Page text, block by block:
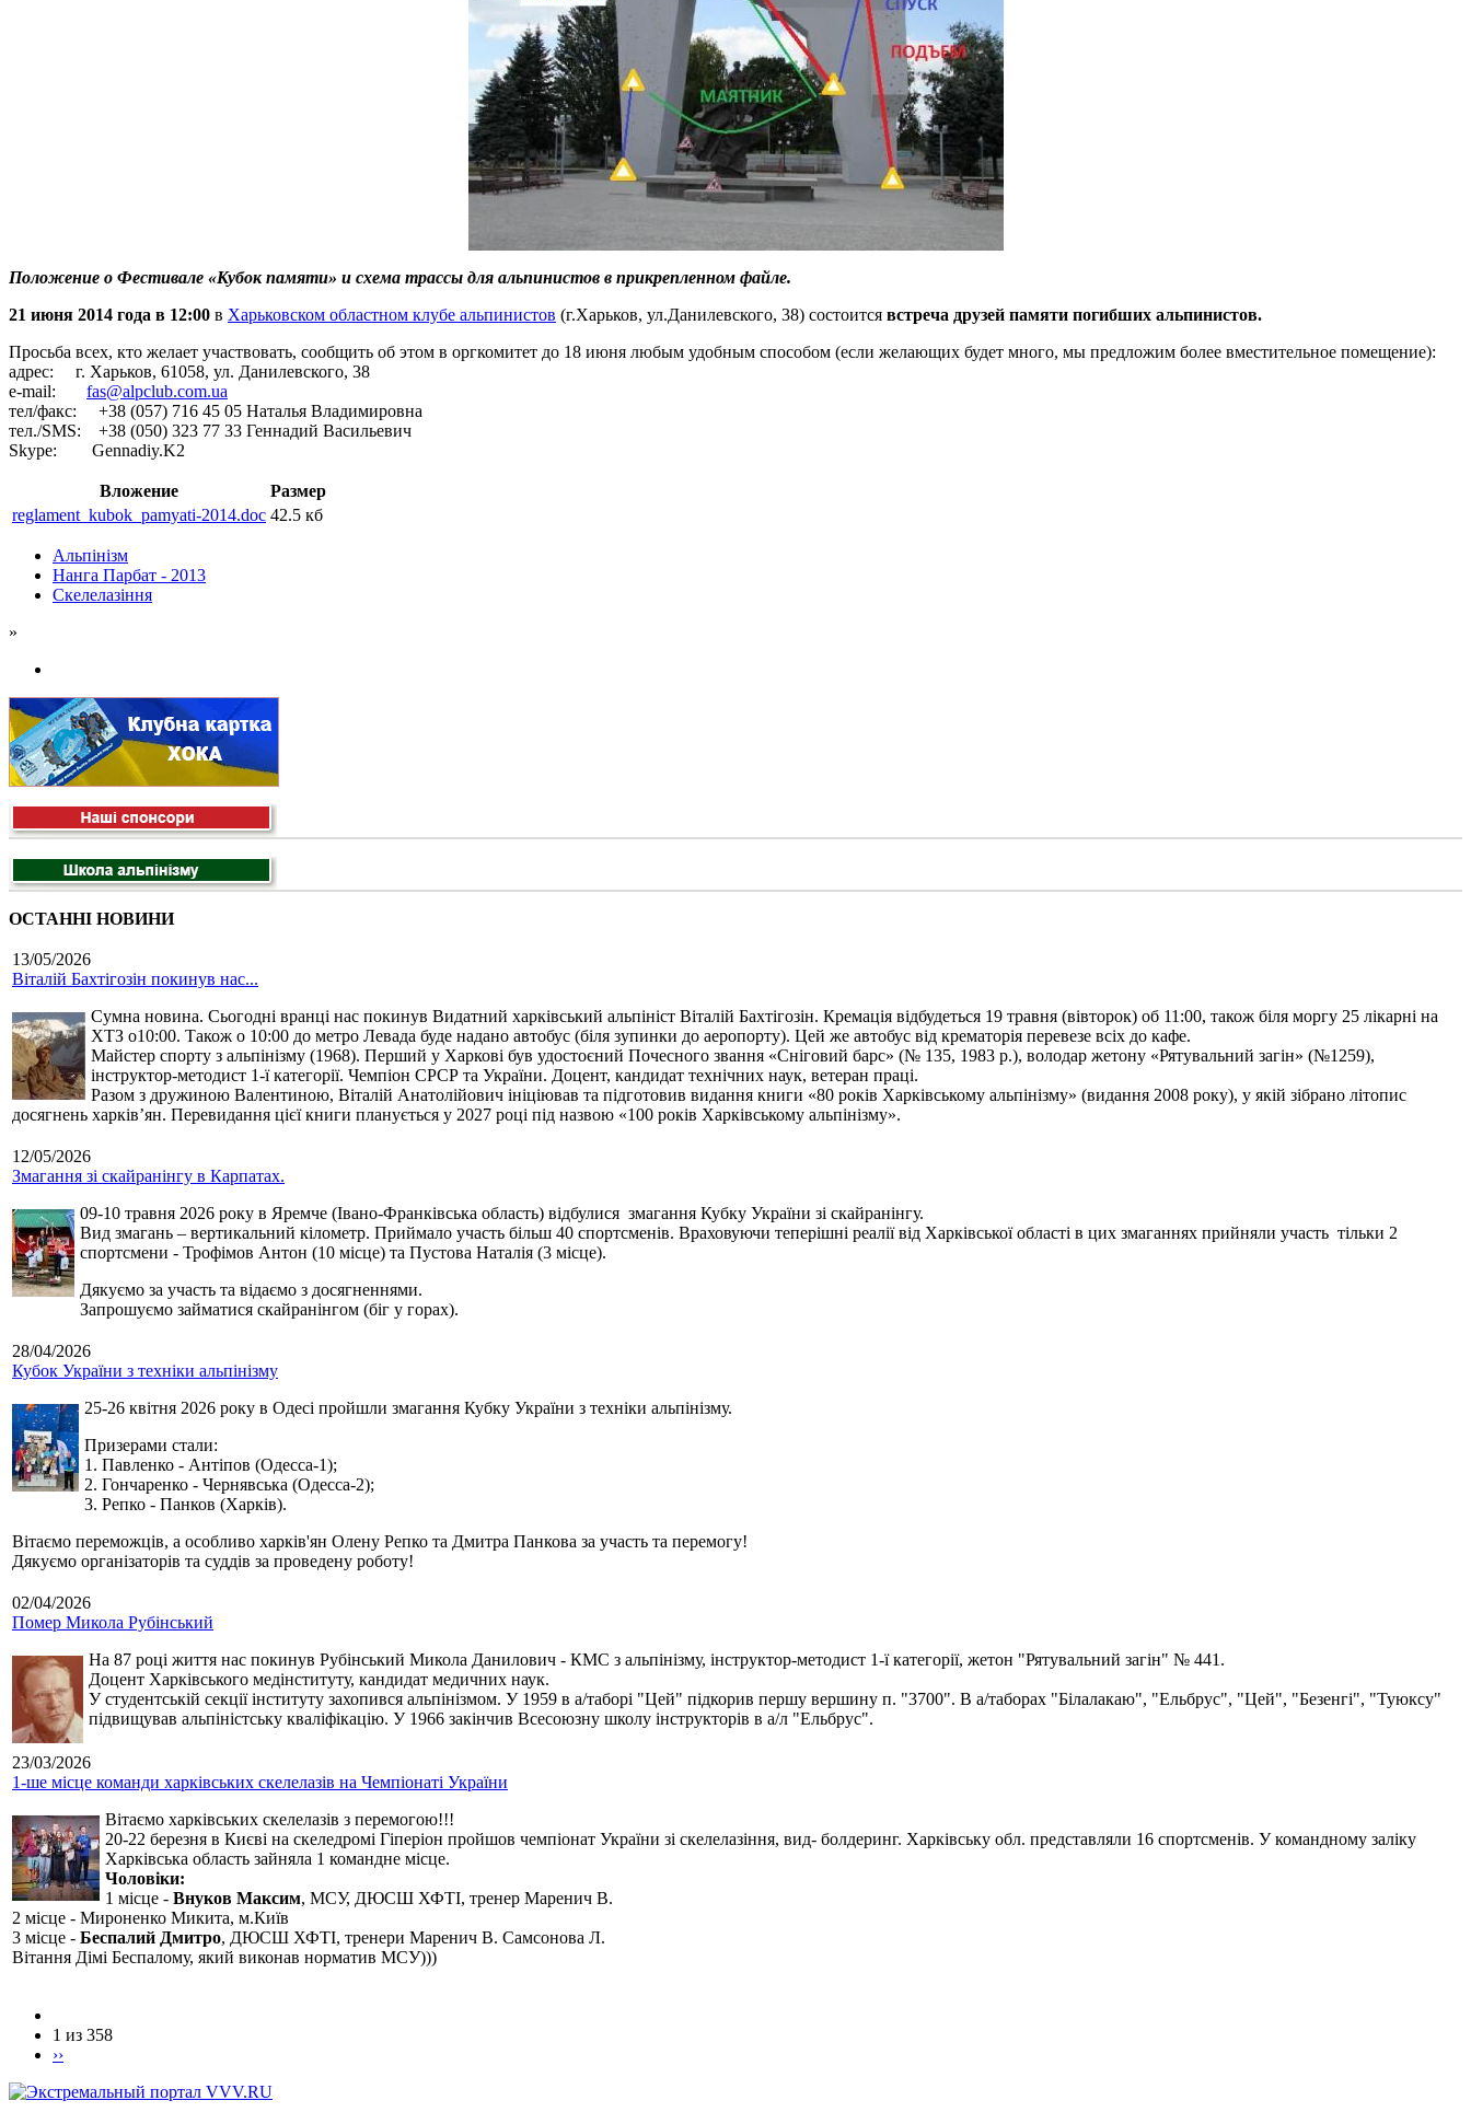
Положение о Фестивале «Кубок памяти» и схема трассы для альпинистов в прикрепленном файле.
21 июня 2014 года в 12:00 в Харьковском областном клубе альпинистов (г.Харьков, ул.Данилевского, 38) состоится встреча друзей памяти погибших альпинистов.
Просьба всех, кто желает участвовать, сообщить об этом в оргкомитет до 18 июня любым удобным способом (если желающих будет много, мы предложим более вместительное помещение):
адрес: г. Харьков, 61058, ул. Данилевского, 38
e-mail: fas@alpclub.com.ua
тел/факс: +38 (057) 716 45 05 Наталья Владимировна
тел./SMS: +38 (050) 323 77 33 Геннадий Васильевич
Skype: Gennadiy.K2
Вложение
Размер
reglament_kubok_pamyati-2014.doc 42.5 кб
Альпінізм
Нанга Парбат - 2013
Скелелазіння
»
ОСТАННІ НОВИНИ
13/05/2026
Віталій Бахтігозін покинув нас...
Сумна новина. Сьогодні вранці нас покинув Видатний харківський альпініст Віталій Бахтігозін. Кремація відбудеться 19 травня (вівторок) об 11:00, також біля моргу 25 лікарні на
ХТЗ о10:00. Також о 10:00 до метро Левада буде надано автобус (біля зупинки до аеропорту). Цей же автобус від крематорія перевезе всіх до кафе.
Майстер спорту з альпінізму (1968). Перший у Харкові був удостоєний Почесного звання «Сніговий барс» (№ 135, 1983 р.), володар жетону «Рятувальний загін» (№1259),
інструктор-методист 1-ї категорії. Чемпіон СРСР та України. Доцент, кандидат технічних наук, ветеран праці.
Разом з дружиною Валентиною, Віталій Анатолійович ініціював та підготовив видання книги «80 років Харківському альпінізму» (видання 2008 року), у якій зібрано літопис
досягнень харків’ян. Перевидання цієї книги планується у 2027 році під назвою «100 років Харківському альпінізму».
12/05/2026
Змагання зі скайранінгу в Карпатах.
09-10 травня 2026 року в Яремче (Івано-Франківська область) відбулися змагання Кубку України зі скайранінгу.
Вид змагань – вертикальний кілометр. Приймало участь більш 40 спортсменів. Враховуючи теперішні реалії від Харківської області в цих змаганнях прийняли участь тільки 2
спортсмени - Трофімов Антон (10 місце) та Пустова Наталія (3 місце).
Дякуємо за участь та відаємо з досягненнями.
Запрошуємо займатися скайранінгом (біг у горах).
28/04/2026
Кубок України з техніки альпінізму
25-26 квітня 2026 року в Одесі пройшли змагання Кубку України з техніки альпінізму.
Призерами стали:
1. Павленко - Антіпов (Одесса-1);
2. Гончаренко - Чернявська (Одесса-2);
3. Репко - Панков (Харків).
Вітаємо переможців, а особливо харків'ян Олену Репко та Дмитра Панкова за участь та перемогу!
Дякуємо організаторів та суддів за проведену роботу!
02/04/2026
Помер Микола Рубінський
На 87 році життя нас покинув Рубінський Микола Данилович - КМС з альпінізму, інструктор-методист 1-ї категорії, жетон "Рятувальний загін" № 441.
Доцент Харківського медінституту, кандидат медичних наук.
У студентській секції інституту захопився альпінізмом. У 1959 в а/таборі "Цей" підкорив першу вершину п. "3700". В а/таборах "Білалакаю", "Ельбрус", "Цей", "Безенгі", "Туюксу"
підвищував альпіністську кваліфікацію. У 1966 закінчив Всесоюзну школу інструкторів в а/л "Ельбрус".
23/03/2026
1-ше місце команди харківських скелелазів на Чемпіонаті України
Вітаємо харківських скелелазів з перемогою!!!
20-22 березня в Києві на скеледромі Гіперіон пройшов чемпіонат України зі скелелазіння, вид- болдеринг. Харківську обл. представляли 16 спортсменів. У командному заліку
Харківська область зайняла 1 командне місце.
Чоловіки:
1 місце - Внуков Максим, МСУ, ДЮСШ ХФТІ, тренер Маренич В.
2 місце - Мироненко Микита, м.Київ
3 місце - Беспалий Дмитро, ДЮСШ ХФТІ, тренери Маренич В. Самсонова Л.
Вітання Дімі Беспалому, який виконав норматив МСУ)))
1 из 358
››